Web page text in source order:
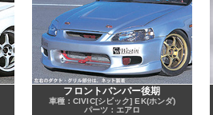
フロントバンパー後期
車種：CIVIC[シビック] EK(ホンダ)
パーツ：エアロ